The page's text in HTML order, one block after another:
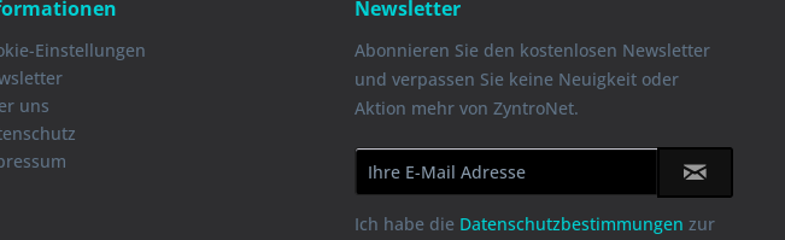
Einstellungen
uns
Newsletter
Abonnieren Sie den kostenlosen Newsletter
und verpassen Sie keine Neuigkeit oder
Aktion mehr von ZyntroNet.
Ich habe die Datenschutzbestimmungen zur